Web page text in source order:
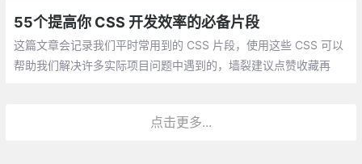
友好的 JavaScript 代码，从而避免将一行
简单代码的运行速度拖慢 7 倍。
55个提高你 CSS 开发效率的必备片段
这篇文章会记录我们平时常用到的 CSS 片段，使用这些 CSS 可以
帮助我们解决许多实际项目问题中遇到的，墙裂建议点赞收藏再
点击更多...